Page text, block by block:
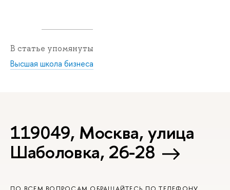
В статье упомянуты
Высшая школа бизнеса
119049, Москва, улица
Шаболовка, 26-28